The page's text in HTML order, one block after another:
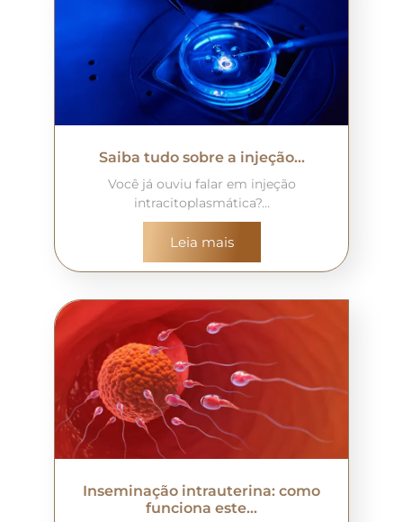
Saiba tudo sobre a injeção…
Você já ouviu falar em injeção
intracitoplasmática?…
Leia mais
Inseminação intrauterina: como
funciona este…